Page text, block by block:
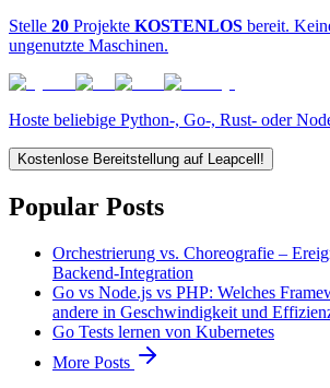
Stelle 20 Projekte KOSTENLOS bereit.
ungenutzte Maschinen.
Hoste beliebige Python-, Go-, Rust- oder
Kostenlose Bereitstellung auf Leapcell!
Popular Posts
Orchestrierung vs. Choreografie –
Backend-Integration
Go vs Node.js vs PHP: Welches
andere in Geschwindigkeit und
Go Tests lernen von Kubernetes
More Posts